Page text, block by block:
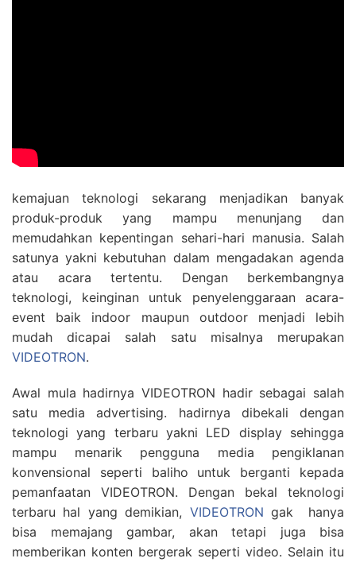
kemajuan teknologi sekarang menjadikan banyak
produk-produk yang mampu menunjang dan
memudahkan kepentingan sehari-hari manusia. Salah
satunya yakni kebutuhan dalam mengadakan agenda
atau acara tertentu. Dengan berkembangnya
teknologi, keinginan untuk penyelenggaraan acara-
event baik indoor maupun outdoor menjadi lebih
mudah dicapai salah satu misalnya merupakan
VIDEOTRON.
Awal mula hadirnya VIDEOTRON hadir sebagai salah
satu media advertising. hadirnya dibekali dengan
teknologi yang terbaru yakni LED display sehingga
mampu menarik pengguna media pengiklanan
konvensional seperti baliho untuk berganti kepada
pemanfaatan VIDEOTRON. Dengan bekal teknologi
terbaru hal yang demikian, VIDEOTRON gak hanya
bisa memajang gambar, akan tetapi juga bisa
memberikan konten bergerak seperti video. Selain itu